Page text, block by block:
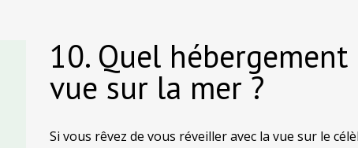
10. Quel
vue sur la mer ?
Si vous rêvez de vous réveiller avec la vue sur le